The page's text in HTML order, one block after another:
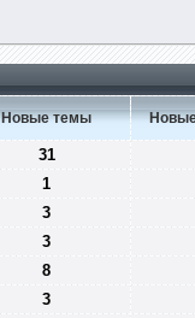
Новые темы
31
1
3
3
8
3